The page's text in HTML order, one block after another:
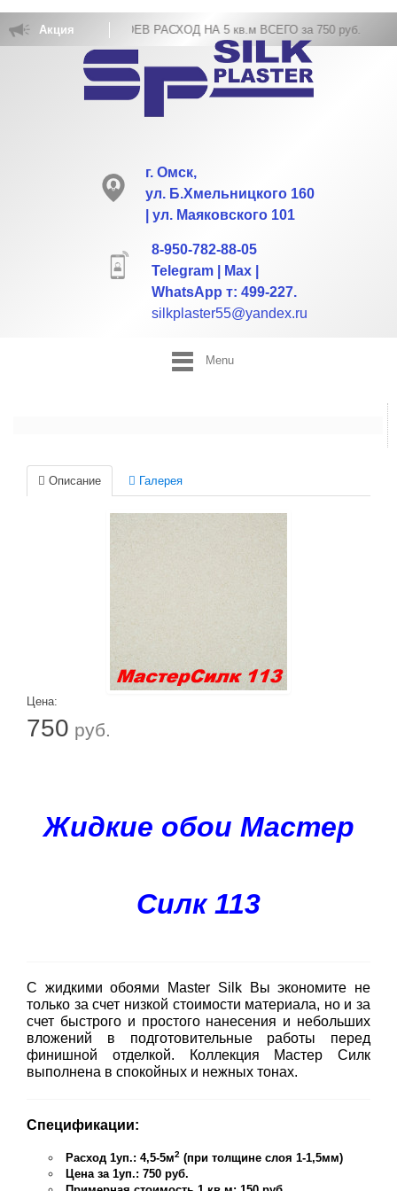
Акция
ЖИДКИХ ОБОЕВ РАСХОД НА 5 кв.м ВСЕГО за 750 руб.
г. Омск,
ул. Б.Хмельницкого 160
| ул. Маяковского 101
8-950-782-88-05
Telegram | Max |
WhatsApp т: 499-227.
silkplaster55@yandex.ru
Menu
Описание Галерея
Цена:
750 руб.
Жидкие обои Мастер
Силк 113
С жидкими обоями Master Silk Вы экономите не
только за счет низкой стоимости материала, но и за
счет быстрого и простого нанесения и небольших
вложений в подготовительные работы перед
финишной отделкой. Коллекция Мастер Силк
выполнена в спокойных и нежных тонах.
Спецификации:
Расход 1уп.: 4,5-5м2 (при толщине слоя 1-1,5мм)
Цена за 1уп.: 750 руб.